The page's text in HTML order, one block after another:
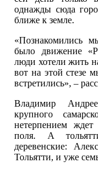
однажды сюда
ближе к земле.
«Познакомились
было движение
люди хотели жить
вот на этой стезе
встретились», –
Владимир
крупного
нетерпением
поля. А
деревенские:
Тольятти, и уже